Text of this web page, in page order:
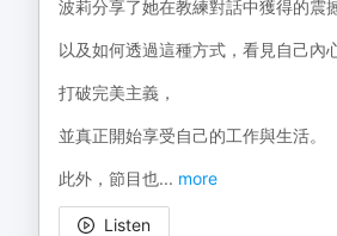
波莉分享了她在教練對話中獲得的震
以及如何透過這種方式，看見自己內
打破完美主義，
並真正開始享受自己的工作與生活。
此外，節目也... more
Listen